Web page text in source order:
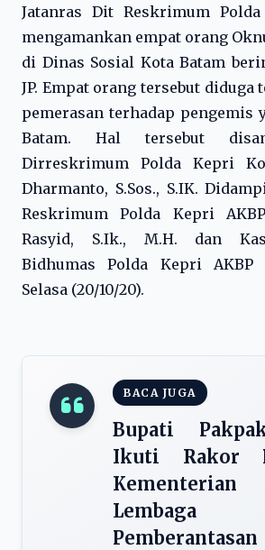
Jatanras Dit Reskrimum
mengamankan empat orang
di Dinas Sosial Kota Batam
JP. Empat orang tersebut
pemerasan terhadap pengemis
Batam. Hal tersebut
Dirreskrimum Polda Kepri
Dharmanto, S.Sos., S.IK.
Reskrimum Polda Kepri
Rasyid, S.Ik., M.H. dan
Bidhumas Polda Kepri AKBP
Selasa (20/10/20).
BACA JUGA
Bupati
Ikuti Rakor
Lembaga